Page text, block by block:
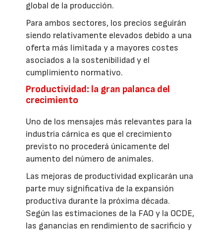
global de la producción.
Para ambos sectores, los precios seguirán
siendo relativamente elevados debido a una
oferta más limitada y a mayores costes
asociados a la sostenibilidad y el
cumplimiento normativo.
Productividad: la gran palanca del
crecimiento
Uno de los mensajes más relevantes para la
industria cárnica es que el crecimiento
previsto no procederá únicamente del
aumento del número de animales.
Las mejoras de productividad explicarán una
parte muy significativa de la expansión
productiva durante la próxima década.
Según las estimaciones de la FAO y la OCDE,
las ganancias en rendimiento de sacrificio y